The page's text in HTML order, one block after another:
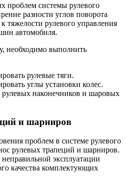
проблем системы рулевого
разности углов поворота
тяжелости рулевого управления
автомобиля.
необходимо выполнить
рулевые тяги.
углы установки колес.
рулевых наконечников и шаровых
и шарниров
проблем в системе рулевого
рулевых трапеций и шарниров.
эксплуатации
качества комплектующих